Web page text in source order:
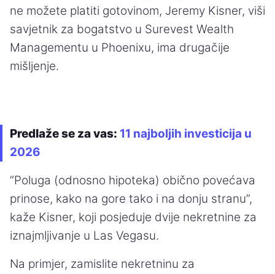
ne možete platiti gotovinom, Jeremy Kisner, viši
savjetnik za bogatstvo u Surevest Wealth
Managementu u Phoenixu, ima drugačije
mišljenje.
Predlaže se za vas: 11 najboljih investicija u
2026
“Poluga (odnosno hipoteka) obično povećava
prinose, kako na gore tako i na donju stranu”,
kaže Kisner, koji posjeduje dvije nekretnine za
iznajmljivanje u Las Vegasu.
Na primjer, zamislite nekretninu za